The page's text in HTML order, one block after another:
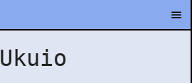
Ukuio